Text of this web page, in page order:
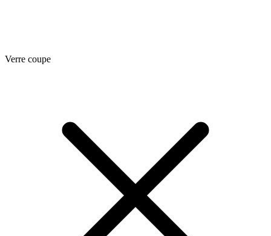
Verre coupe